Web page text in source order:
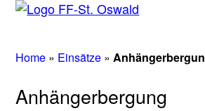
Home » Einsätze »
Anhängerbergung